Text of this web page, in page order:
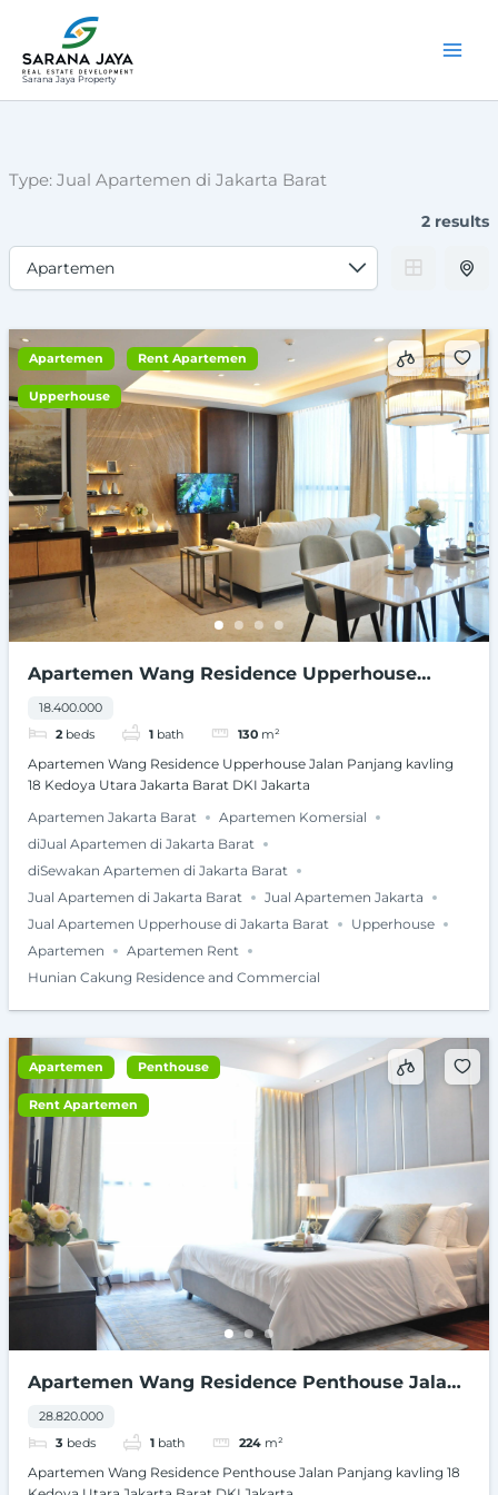
konten
Sarana Jaya Property
Type: Jual Apartemen di Jakarta Barat
2 results
Apartemen Rent Apartemen
Upperhouse
Apartemen Wang Residence Upperhouse
Jalan Panjang kavling 18 Kedoya Utara Jakarta
Barat DKI Jakarta
18.400.000
2 beds 1 bath 130 m²
Apartemen Wang Residence Upperhouse Jalan Panjang kavling
18 Kedoya Utara Jakarta Barat DKI Jakarta
Apartemen Jakarta Barat
Apartemen Komersial
diJual Apartemen di Jakarta Barat
diSewakan Apartemen di Jakarta Barat
Jual Apartemen di Jakarta Barat
Jual Apartemen Jakarta
Jual Apartemen Upperhouse di Jakarta Barat
Upperhouse
Apartemen
Apartemen Rent
Hunian Cakung Residence and Commercial
Apartemen Penthouse
Rent Apartemen
Apartemen Wang Residence Penthouse Jalan
Panjang kavling 18 Kedoya Utara Jakarta Barat
DKI Jakarta
28.820.000
3 beds 1 bath 224 m²
Apartemen Wang Residence Penthouse Jalan Panjang kavling 18